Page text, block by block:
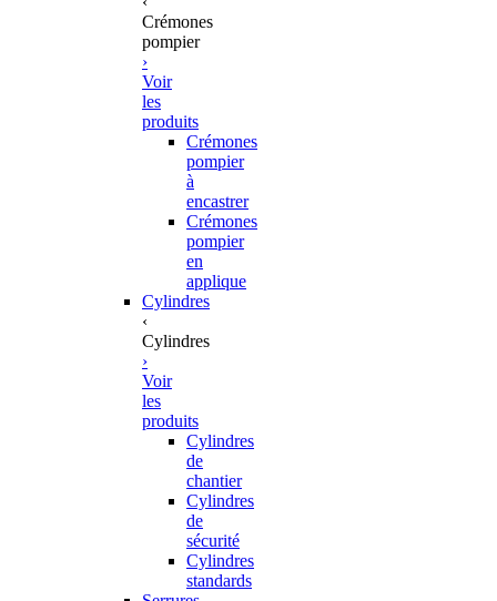
Crémones
pompier
›
Voir
les
produits
Crémones
pompier
à
encastrer
Crémones
pompier
en
applique
Cylindres
‹
Cylindres
›
Voir
les
produits
Cylindres
de
chantier
Cylindres
de
sécurité
Cylindres
standards